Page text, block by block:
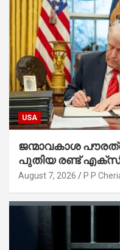
USA
ജന്മാവകാശ
പുതിയ രണ്ട്
ട്രംപ് ഒപ്പുവെച്ചു
August 7, 2026 P P